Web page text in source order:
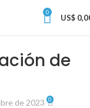
0
US$
de
de 2023 0